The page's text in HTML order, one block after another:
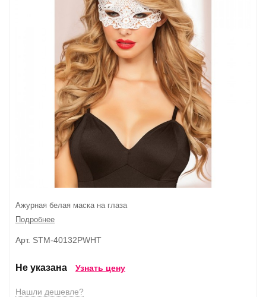
Конфиденциальность
Гарантии и возврат
Беспроцентная рассрочка
Ажурная белая маска на глаза
Подробнее
Арт. STM-40132PWHT
Не указана Узнать цену
Нашли дешевле?